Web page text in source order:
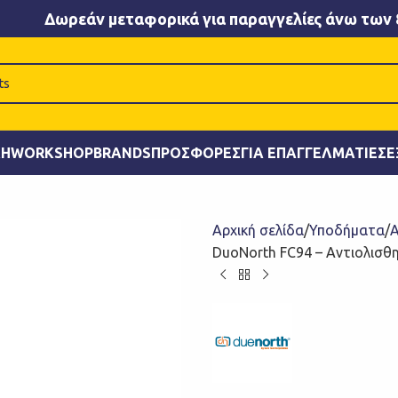
Δωρεάν μεταφορικά για παραγγελίες άνω των
WORKSHOPBRANDSΠΡΟΣΦΟΡΈΣΓΙΑ ΕΠΑΓΓΕΛΜΑΤΊΕΣ
Αρχική σελίδα Υποδήματα
DuoNorth FC94 –